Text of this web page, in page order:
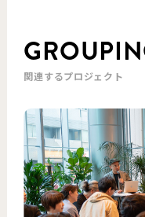
関連するプロジェクト